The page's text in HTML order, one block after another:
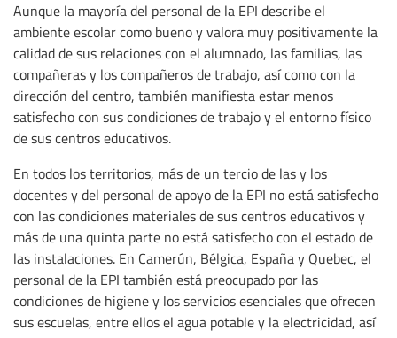
Aunque la mayoría del personal de la EPI describe el
ambiente escolar como bueno y valora muy positivamente la
calidad de sus relaciones con el alumnado, las familias, las
compañeras y los compañeros de trabajo, así como con la
dirección del centro, también manifiesta estar menos
satisfecho con sus condiciones de trabajo y el entorno físico
de sus centros educativos.
En todos los territorios, más de un tercio de las y los
docentes y del personal de apoyo de la EPI no está satisfecho
con las condiciones materiales de sus centros educativos y
más de una quinta parte no está satisfecho con el estado de
las instalaciones. En Camerún, Bélgica, España y Quebec, el
personal de la EPI también está preocupado por las
condiciones de higiene y los servicios esenciales que ofrecen
sus escuelas, entre ellos el agua potable y la electricidad, así